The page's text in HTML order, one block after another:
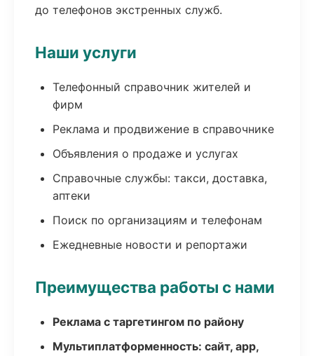
до телефонов экстренных служб.
Наши услуги
Телефонный справочник жителей и
фирм
Реклама и продвижение в справочнике
Объявления о продаже и услугах
Справочные службы: такси, доставка,
аптеки
Поиск по организациям и телефонам
Ежедневные новости и репортажи
Преимущества работы с нами
Реклама с таргетингом по району
Мультиплатформенность: сайт, app,